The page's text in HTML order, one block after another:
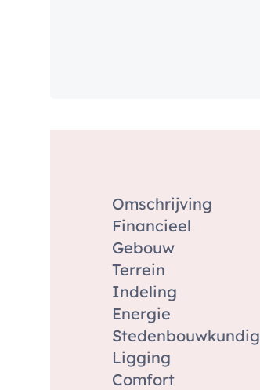
Omschrijving
Financieel
Gebouw
Terrein
Indeling
Energie
Stedenbouwkundig
Ligging
Comfort